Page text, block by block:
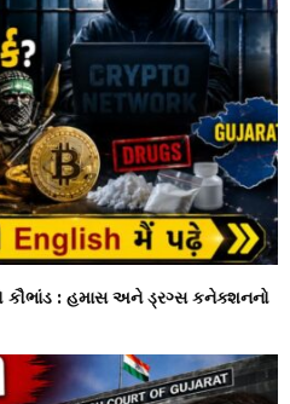
કૌભાંડ : હમાસ અને ડ્રગ્સ કનેક્શનનો